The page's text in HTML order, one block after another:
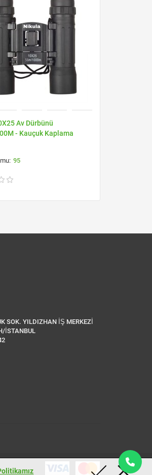
Av Dürbünü
- Kauçuk Kaplama
95
SOK. YILDIZHAN İŞ MERKEZİ
İSTANBUL